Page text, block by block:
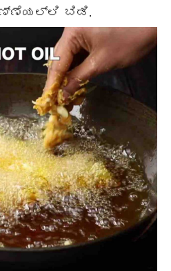
ಎಣ್ಣೆಯಲ್ಲಿ ಬಿಡಿ.